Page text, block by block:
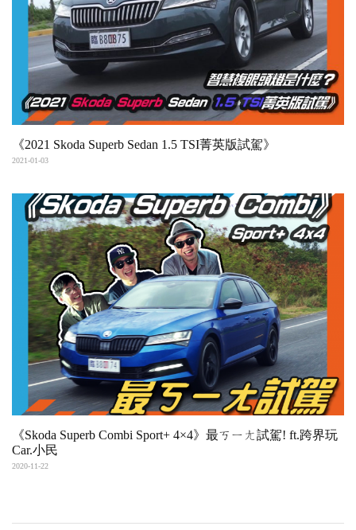
《2021 Skoda Superb Sedan 1.5 TSI菁英版試駕》
2021-01-03
《Skoda Superb Combi Sport+ 4×4》最ㄎㄧㄤ試駕! ft.跨界玩
Car.小民
2020-11-22